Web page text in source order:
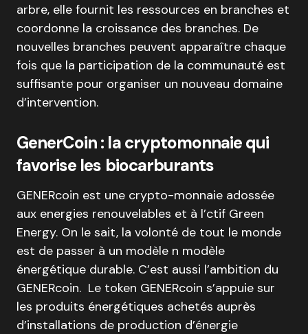
arbre, elle fournit les ressources en branches et
coordonne la croissance des branches. De
nouvelles branches peuvent apparaître chaque
fois que la participation de la communauté est
suffisante pour organiser un nouveau domaine
d’intervention.
GenerCoin : la cryptomonnaie qui
favorise les biocarburants
GENERcoin est une crypto-monnaie adossée
aux energies renouvelables et à l’ctif Green
Energy. On le sait, la volonté de tout le monde
est de passer à un modèle n modèle
énergétique durable. C’est aussi l’ambition du
GENERcoin. Le token GENERcoin s’appuie sur
les produits énergétiques achetés auprès
d’installations de production d’énergie